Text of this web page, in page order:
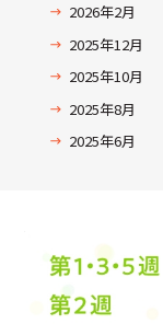
2026年2月
2025年12月
2025年10月
2025年8月
2025年6月